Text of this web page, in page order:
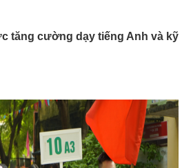
tăng cường dạy tiếng Anh và kỹ